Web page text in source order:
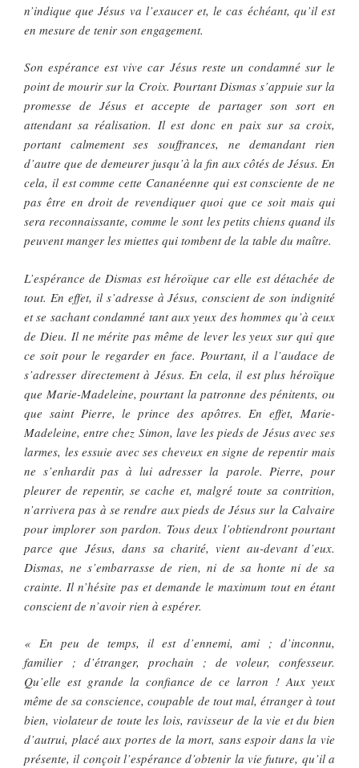
n’indique que Jésus va l’exaucer et, le cas échéant, qu’il est
en mesure de tenir son engagement.
Son espérance est vive car Jésus reste un condamné sur le
point de mourir sur la Croix. Pourtant Dismas s’appuie sur la
promesse de Jésus et accepte de partager son sort en
attendant sa réalisation. Il est donc en paix sur sa croix,
portant calmement ses souffrances, ne demandant rien
d’autre que de demeurer jusqu’à la fin aux côtés de Jésus. En
cela, il est comme cette Cananéenne qui est consciente de ne
pas être en droit de revendiquer quoi que ce soit mais qui
sera reconnaissante, comme le sont les petits chiens quand ils
peuvent manger les miettes qui tombent de la table du maître.
L’espérance de Dismas est héroïque car elle est détachée de
tout. En effet, il s’adresse à Jésus, conscient de son indignité
et se sachant condamné tant aux yeux des hommes qu’à ceux
de Dieu. Il ne mérite pas même de lever les yeux sur qui que
ce soit pour le regarder en face. Pourtant, il a l’audace de
s’adresser directement à Jésus. En cela, il est plus héroïque
que Marie-Madeleine, pourtant la patronne des pénitents, ou
que saint Pierre, le prince des apôtres. En effet, Marie-
Madeleine, entre chez Simon, lave les pieds de Jésus avec ses
larmes, les essuie avec ses cheveux en signe de repentir mais
ne s’enhardit pas à lui adresser la parole. Pierre, pour
pleurer de repentir, se cache et, malgré toute sa contrition,
n’arrivera pas à se rendre aux pieds de Jésus sur la Calvaire
pour implorer son pardon. Tous deux l’obtiendront pourtant
parce que Jésus, dans sa charité, vient au-devant d’eux.
Dismas, ne s’embarrasse de rien, ni de sa honte ni de sa
crainte. Il n’hésite pas et demande le maximum tout en étant
conscient de n’avoir rien à espérer.
« En peu de temps, il est d’ennemi, ami ; d’inconnu,
familier ; d’étranger, prochain ; de voleur, confesseur.
Qu’elle est grande la confiance de ce larron ! Aux yeux
même de sa conscience, coupable de tout mal, étranger à tout
bien, violateur de toute les lois, ravisseur de la vie et du bien
d’autrui, placé aux portes de la mort, sans espoir dans la vie
présente, il conçoit l’espérance d’obtenir la vie future, qu’il a